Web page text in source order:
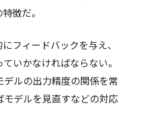
徴だ。
フィードバックを与え、
いかなければならない。
ルの出力精度の関係を常
デルを見直すなどの対応